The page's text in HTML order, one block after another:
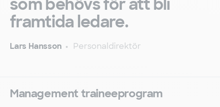
som behövs för att bli
framtida ledare.
Lars Hansson Personaldirektör
Management traineeprogram